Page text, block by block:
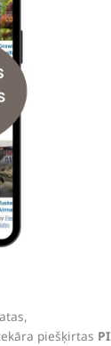
piešķirtas